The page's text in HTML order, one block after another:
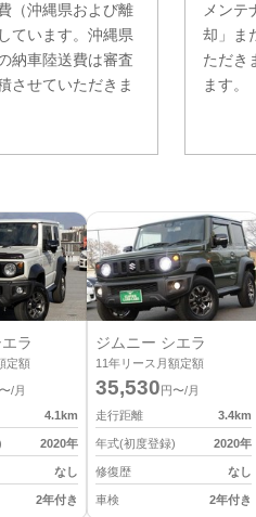
（沖縄県および離
ています。沖縄県
納車陸送費は審査
させていただきま
メンテ
却」ま
ただき
ます。
ラ
定額
/月
4.1km
2020年
なし
2年付き
ジムニー シエラ
11年リース月額定額
35,530 円〜/月
走行距離
3.4km
年式(初度登録) 2020年
修復歴 なし
車検 2年付き